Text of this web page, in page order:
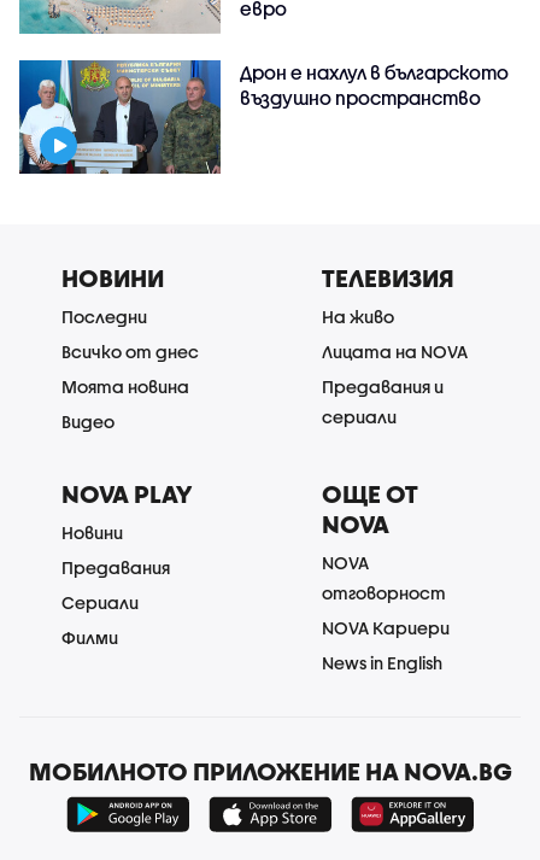
евро
Дрон е нахлул в българското
въздушно пространство
НОВИНИ
Последни
Всичко от днес
Моята новина
Видео
ТЕЛЕВИЗИЯ
На живо
Лицата на NOVA
Предавания и
сериали
NOVA PLAY
Новини
Предавания
Сериали
Филми
ОЩЕ ОТ
NOVA
NOVA
отговорност
NOVA Кариери
News in English
МОБИЛНОТО ПРИЛОЖЕНИЕ НА NOVA.BG